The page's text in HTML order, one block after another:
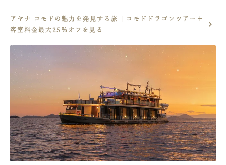
を2名様で1回
カヤック、シュノーケリング、
ボートトリップなどのさまざまなリゾートアクティビティの10
％割引
ご滞在が2泊以上の場合、
毎日1回カヤックとスタンドアップパドルが無料でご利用いた
だけます。(スイートルームご宿泊のお客様の特典となります)
混載車での往復空港送迎2名様分が、
2泊以上のご滞在の場合に含まれます。（追加のお客様分は、
別途追加料金が必要となります)
割引はアクティビティ、すべてのレストランとバーなど、
アヤナ コモドの魅力を発見する旅 | コモドドラゴンツアー＋
客室料金最大25％オフを見る